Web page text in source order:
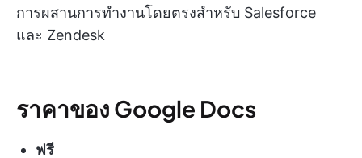
การผสานการทำงานโดยตรงสำหรับ Salesforce
และ Zendesk
ราคาของ Google Docs
ฟรี